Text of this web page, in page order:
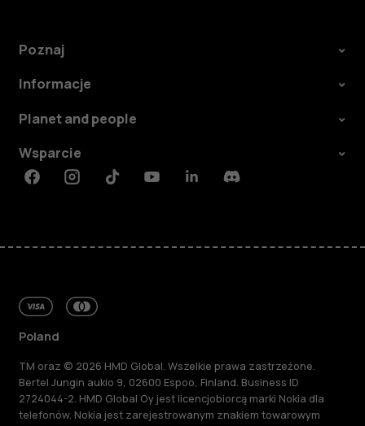
Poznaj
Informacje
Planet and people
Wsparcie
FacebookInstagramTiktokYoutubeLinkedinDiscord
Poland
TM oraz © 2026 HMD Global. Wszelkie prawa zastrzeżone.
Bertel Jungin aukio 9, 02600 Espoo, Finland. Business ID
2724044-2. HMD Global Oy jest licencjobiorcą marki Nokia dla
telefonów. Nokia jest zarejestrowanym znakiem towarowym